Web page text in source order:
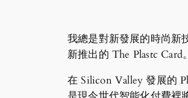
我總是對新發展的時尚新
新推出的 The Plastc Card。
在 Silicon Valley 發展的